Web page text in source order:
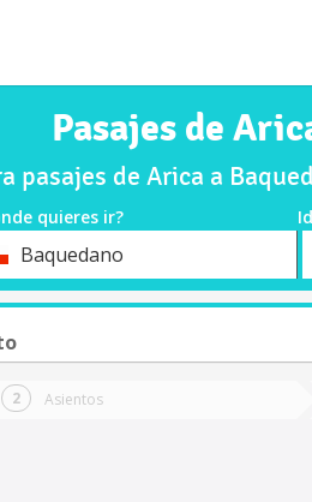
Pasajes de
pasajes de Arica a
quieres ir?
Baquedano
Asientos